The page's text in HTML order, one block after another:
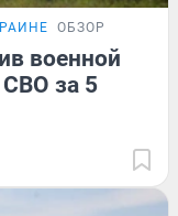
ОБЗОР
военной
за 5